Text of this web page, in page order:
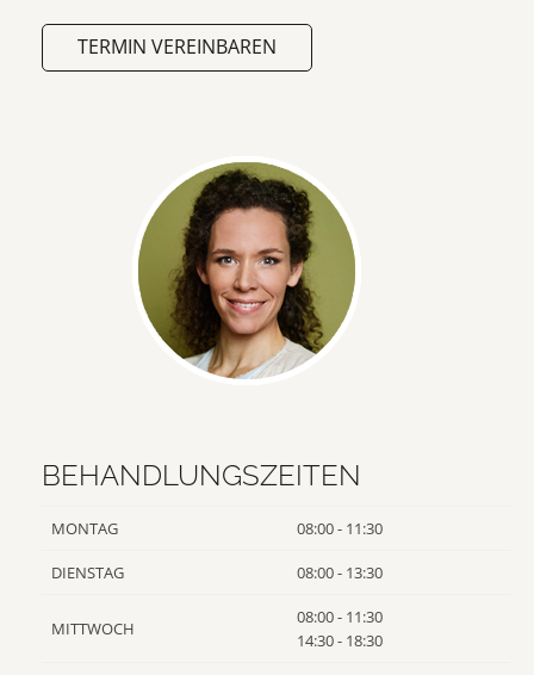
TERMIN VEREINBAREN
BEHANDLUNGSZEITEN
MONTAG 08:00 - 11:30
DIENSTAG 08:00 - 13:30
MITTWOCH
08:00 - 11:30
14:30 - 18:30